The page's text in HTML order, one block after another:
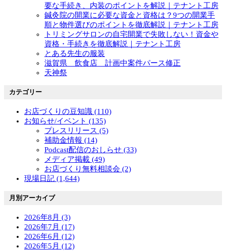
要な手続き、内装のポイントを解説｜テナント工房
鍼灸院の開業に必要な資金と資格は？9つの開業手
順と物件選びのポイントを徹底解説｜テナント工房
トリミングサロンの自宅開業で失敗しない！資金や
資格・手続きを徹底解説｜テナント工房
とある先生の服装
滋賀県 飲食店 計画中案件パース修正
天神祭
カテゴリー
お店づくりの豆知識 (110)
お知らせ/イベント (135)
プレスリリース (5)
補助金情報 (14)
Podcast配信のおしらせ (33)
メディア掲載 (49)
お店づくり無料相談会 (2)
現場日記 (1,644)
月別アーカイブ
2026年8月 (3)
2026年7月 (17)
2026年6月 (12)
2026年5月 (12)